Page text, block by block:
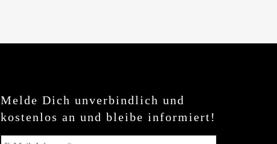
Melde Dich unverbindlich und
kostenlos an und bleibe informiert!